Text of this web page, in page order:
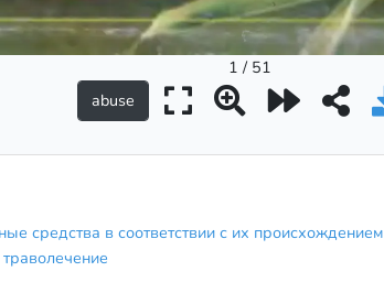
1 / 51
средства в соответствии с их происхождением
траволечение